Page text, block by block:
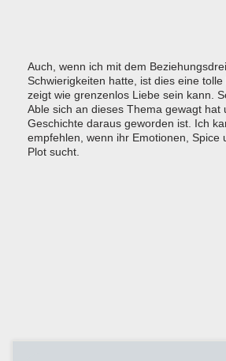
Auch, wenn ich mit dem
Schwierigkeiten hatte, ist dies eine
zeigt wie grenzenlos Liebe sein kann.
Able sich an dieses Thema gewagt hat
Geschichte daraus geworden ist. Ich
empfehlen, wenn ihr Emotionen, Spice
Plot sucht.